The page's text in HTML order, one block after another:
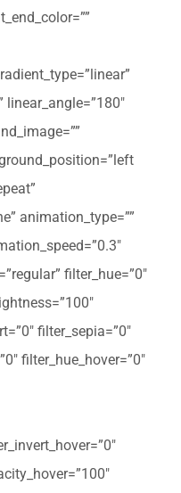
linear_angle=”180″
animation_type=””
filter_hue=”0″
filter_sepia=”0″
filter_hue_hover=”0″